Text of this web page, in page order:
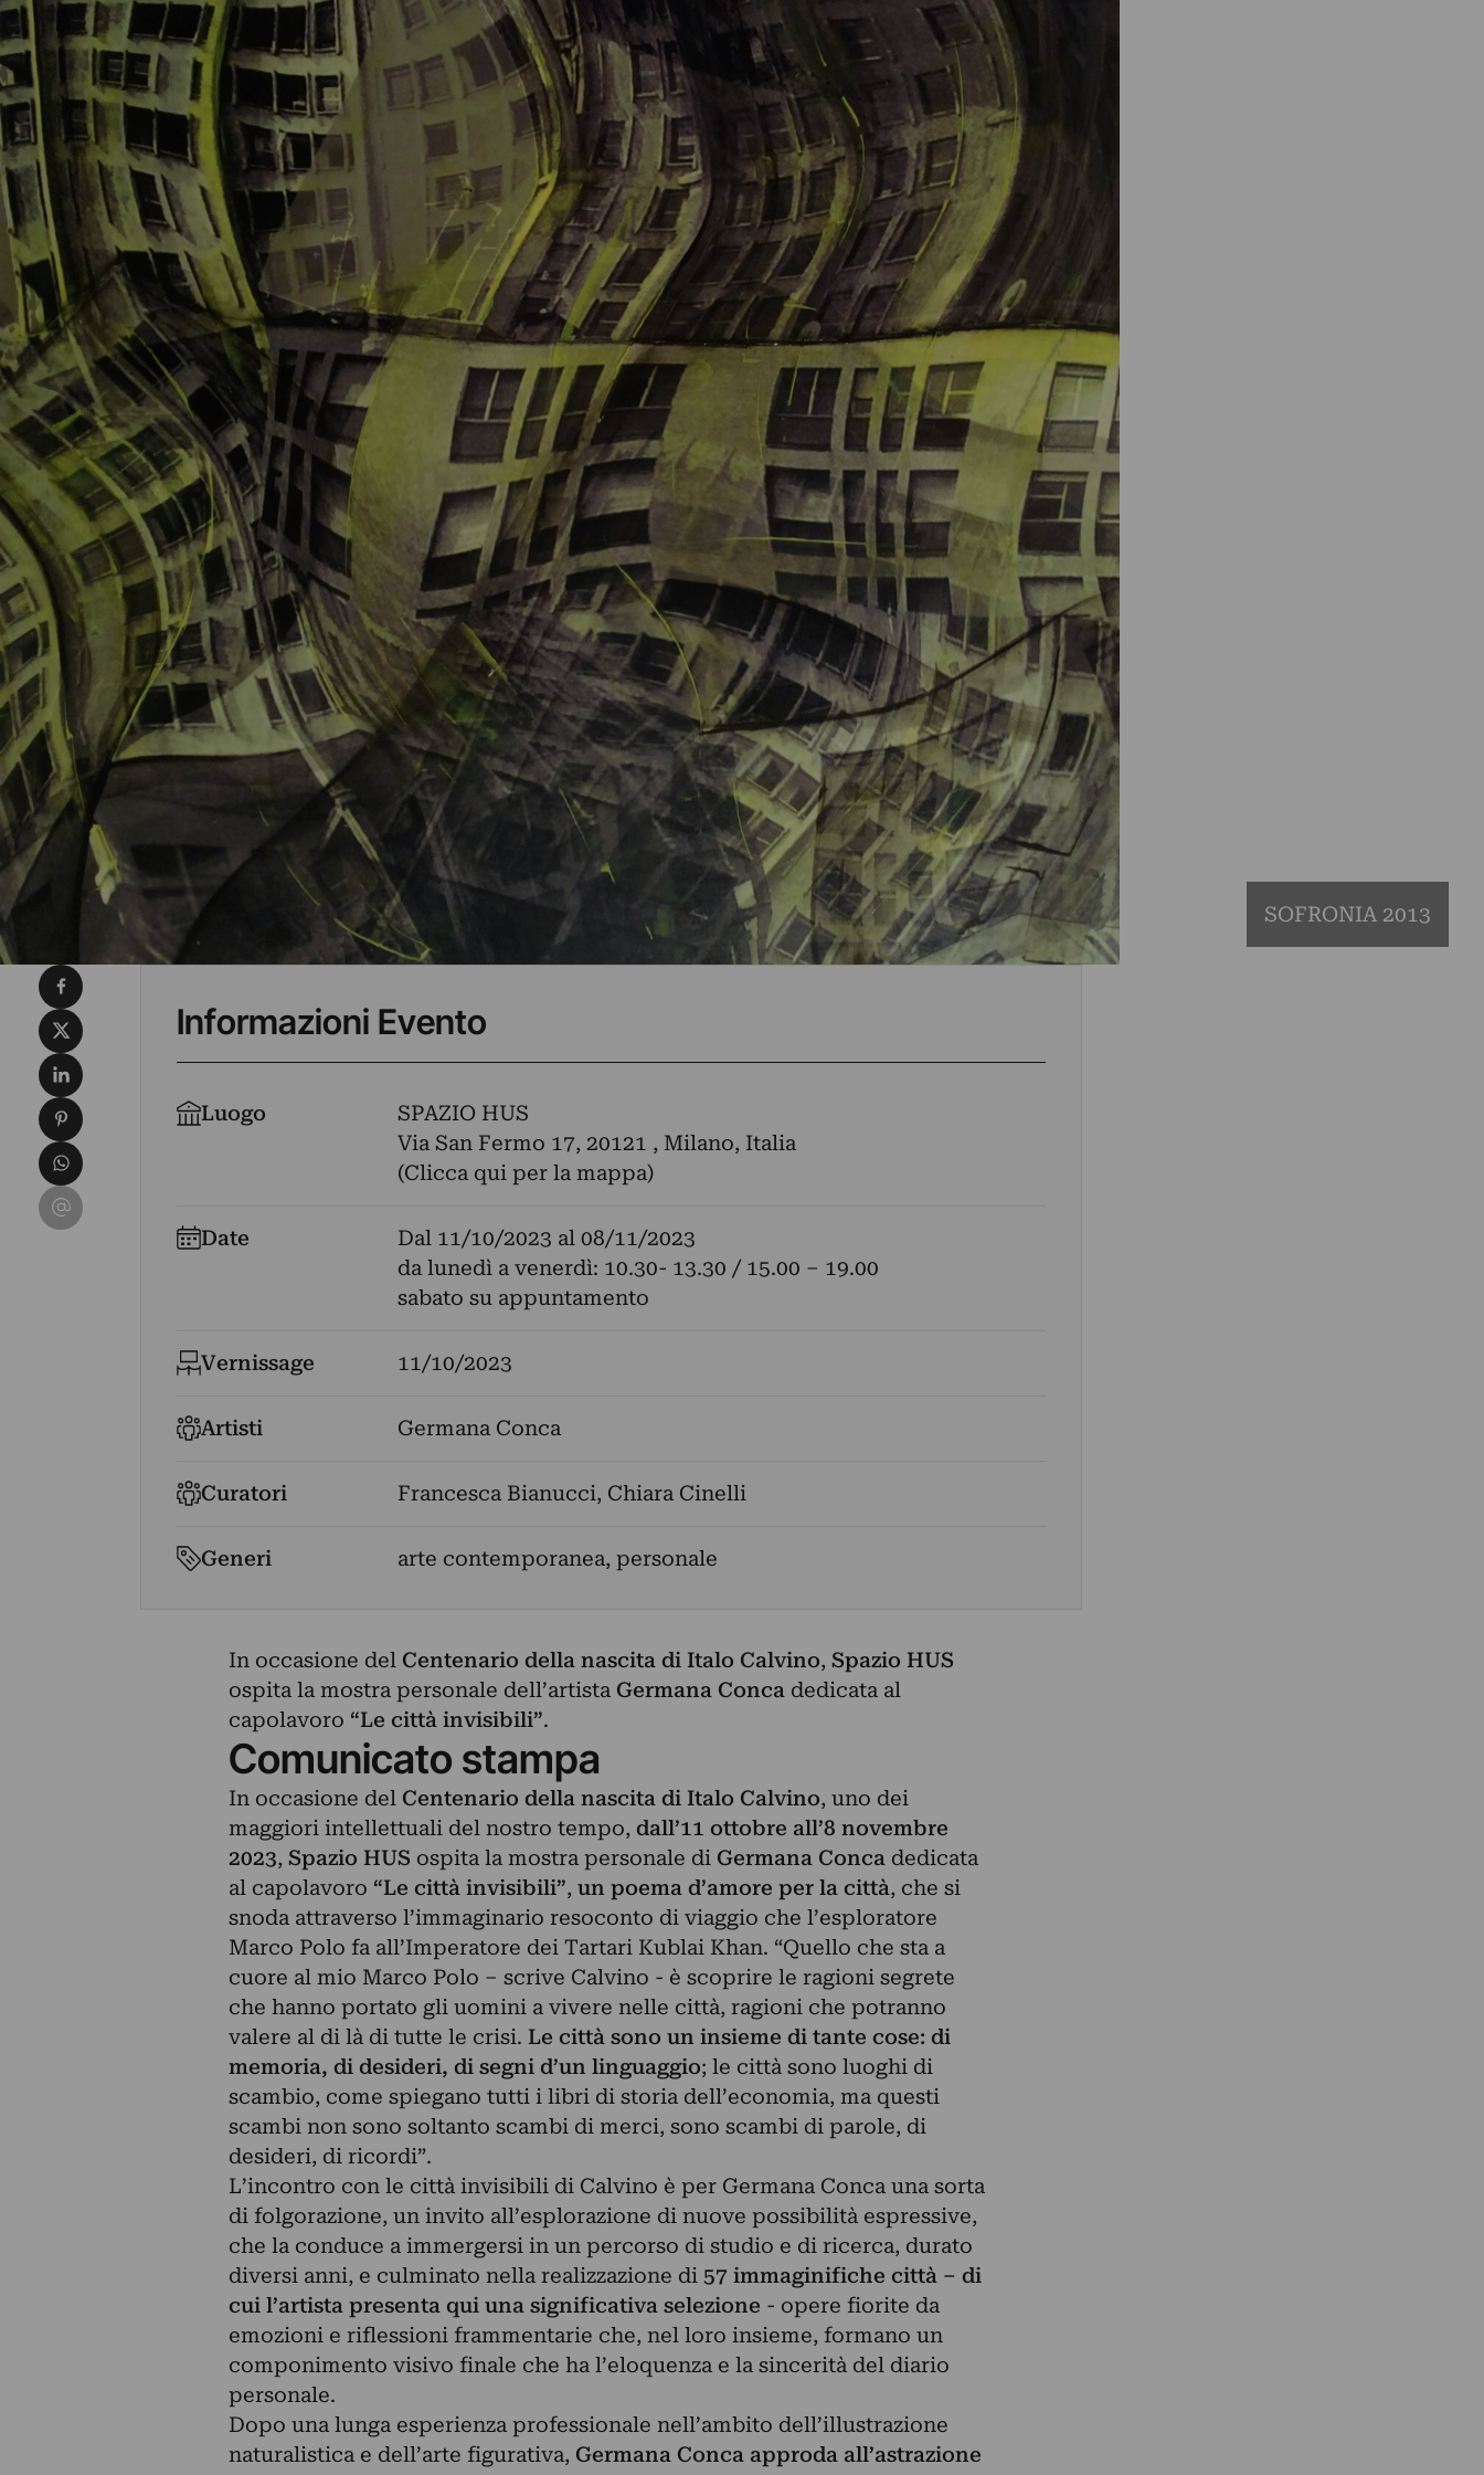
SOFRONIA 2013
Informazioni Evento
Luogo
SPAZIO HUS
Via San Fermo 17, 20121 , Milano, Italia
(Clicca qui per la mappa)
Date Dal 11/10/2023 al 08/11/2023
da lunedì a venerdì: 10.30- 13.30 / 15.00 – 19.00
sabato su appuntamento
Vernissage 11/10/2023
Artisti Germana Conca
Curatori Francesca Bianucci, Chiara Cinelli
Generi arte contemporanea, personale
In occasione del Centenario della nascita di Italo Calvino, Spazio HUS
ospita la mostra personale dell’artista Germana Conca dedicata al
capolavoro “Le città invisibili”.
Comunicato stampa
In occasione del Centenario della nascita di Italo Calvino, uno dei
maggiori intellettuali del nostro tempo, dall’11 ottobre all’8 novembre
2023, Spazio HUS ospita la mostra personale di Germana Conca dedicata
al capolavoro “Le città invisibili”, un poema d’amore per la città, che si
snoda attraverso l’immaginario resoconto di viaggio che l’esploratore
Marco Polo fa all’Imperatore dei Tartari Kublai Khan. “Quello che sta a
cuore al mio Marco Polo – scrive Calvino - è scoprire le ragioni segrete
che hanno portato gli uomini a vivere nelle città, ragioni che potranno
valere al di là di tutte le crisi. Le città sono un insieme di tante cose: di
memoria, di desideri, di segni d’un linguaggio; le città sono luoghi di
scambio, come spiegano tutti i libri di storia dell’economia, ma questi
scambi non sono soltanto scambi di merci, sono scambi di parole, di
desideri, di ricordi”.
L’incontro con le città invisibili di Calvino è per Germana Conca una sorta
di folgorazione, un invito all’esplorazione di nuove possibilità espressive,
che la conduce a immergersi in un percorso di studio e di ricerca, durato
diversi anni, e culminato nella realizzazione di 57 immaginifiche città – di
cui l’artista presenta qui una significativa selezione - opere fiorite da
emozioni e riflessioni frammentarie che, nel loro insieme, formano un
componimento visivo finale che ha l’eloquenza e la sincerità del diario
personale.
Dopo una lunga esperienza professionale nell’ambito dell’illustrazione
naturalistica e dell’arte figurativa, Germana Conca approda all’astrazione
Condividi su Facebook
Condividi su X
Condividi su LinkedIn
Condividi su Pinterest
Condividi su WhatsApp
Condividi su Email